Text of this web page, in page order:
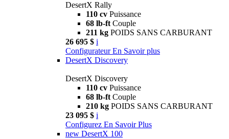
DesertX Rally
110 cv Puissance
68 lb-ft Couple
211 kg POIDS SANS CARBURANT
26 695 $ i
Configurateur En Savoir plus
DesertX Discovery
DesertX Discovery
110 cv Puissance
68 lb-ft Couple
210 kg POIDS SANS CARBURANT
23 095 $ i
Configurez En Savoir Plus
new DesertX 100